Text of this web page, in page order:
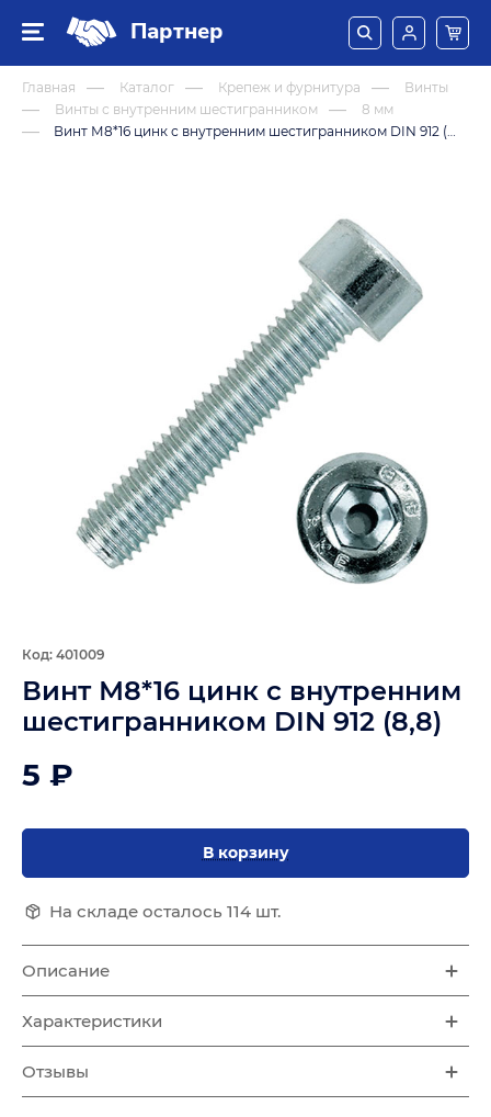
Партнер
Главная Каталог Крепеж и фурнитура
Винты
Винты с внутренним шестигранником
8 мм
Винт М8*16 цинк с внутренним шестигранником DIN 912 (8,8)
Код: 401009
Винт М8*16 цинк с внутренним
шестигранником DIN 912 (8,8)
5 ₽
В корзину
На складе осталось 114 шт.
Описание
Характеристики
Отзывы